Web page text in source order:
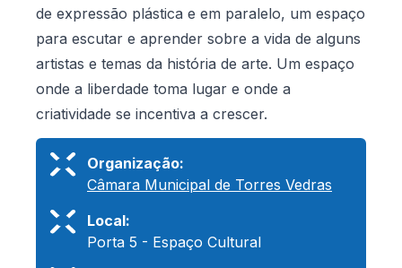
de expressão plástica e em paralelo, um espaço
para escutar e aprender sobre a vida de alguns
artistas e temas da história de arte. Um espaço
onde a liberdade toma lugar e onde a
criatividade se incentiva a crescer.
Organização:
Câmara Municipal de Torres Vedras
Local:
Porta 5 - Espaço Cultural